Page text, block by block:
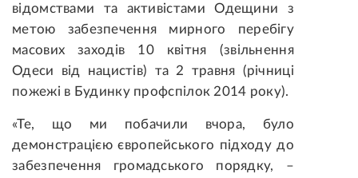
відомствами та активістами Одещини з
метою забезпечення мирного перебігу
масових заходів 10 квітня (звільнення
Одеси від нацистів) та 2 травня (річниці
пожежі в Будинку профспілок 2014 року).
«Те, що ми побачили вчора, було
демонстрацією європейського підходу до
забезпечення громадського порядку, –